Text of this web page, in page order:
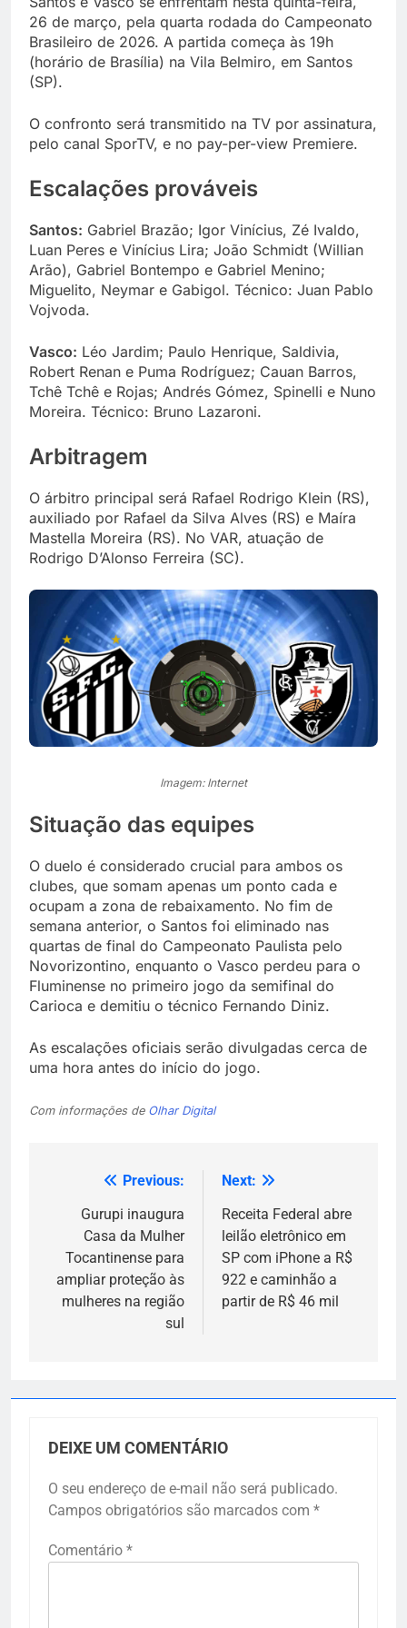
26 de março, pela quarta rodada do Campeonato
Brasileiro de 2026. A partida começa às 19h
(horário de Brasília) na Vila Belmiro, em Santos
(SP).
O confronto será transmitido na TV por assinatura,
pelo canal SporTV, e no pay-per-view Premiere.
Escalações prováveis
Santos: Gabriel Brazão; Igor Vinícius, Zé Ivaldo,
Luan Peres e Vinícius Lira; João Schmidt (Willian
Arão), Gabriel Bontempo e Gabriel Menino;
Miguelito, Neymar e Gabigol. Técnico: Juan Pablo
Vojvoda.
Vasco: Léo Jardim; Paulo Henrique, Saldivia,
Robert Renan e Puma Rodríguez; Cauan Barros,
Tchê Tchê e Rojas; Andrés Gómez, Spinelli e Nuno
Moreira. Técnico: Bruno Lazaroni.
Arbitragem
O árbitro principal será Rafael Rodrigo Klein (RS),
auxiliado por Rafael da Silva Alves (RS) e Maíra
Mastella Moreira (RS). No VAR, atuação de
Rodrigo D’Alonso Ferreira (SC).
Imagem: Internet
Situação das equipes
O duelo é considerado crucial para ambos os
clubes, que somam apenas um ponto cada e
ocupam a zona de rebaixamento. No fim de
semana anterior, o Santos foi eliminado nas
quartas de final do Campeonato Paulista pelo
Novorizontino, enquanto o Vasco perdeu para o
Fluminense no primeiro jogo da semifinal do
Carioca e demitiu o técnico Fernando Diniz.
As escalações oficiais serão divulgadas cerca de
uma hora antes do início do jogo.
Com informações de Olhar Digital
Navegação
Post
Previous:
Gurupi inaugura
Casa da Mulher
Tocantinense para
ampliar proteção às
mulheres na região
sul
Next:
Receita Federal abre
leilão eletrônico em
SP com iPhone a R$
922 e caminhão a
partir de R$ 46 mil
DEIXE UM COMENTÁRIO
O seu endereço de e-mail não será publicado.
Campos obrigatórios são marcados com *
Comentário *